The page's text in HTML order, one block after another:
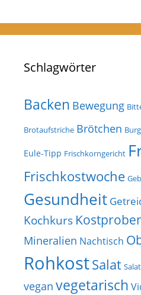
Schlagwörter
Backen Bewegung
Brotaufstriche Brötchen
Eule-Tipp Frischkorngericht
Frischkostwoche
Gesundheit
Kochkurs
Mineralien Nachtisch
RohkostSalat
vegan vegetarisch